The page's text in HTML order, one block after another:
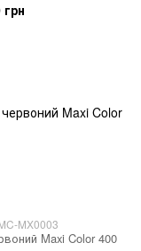
MX0003
Maxi Color 400